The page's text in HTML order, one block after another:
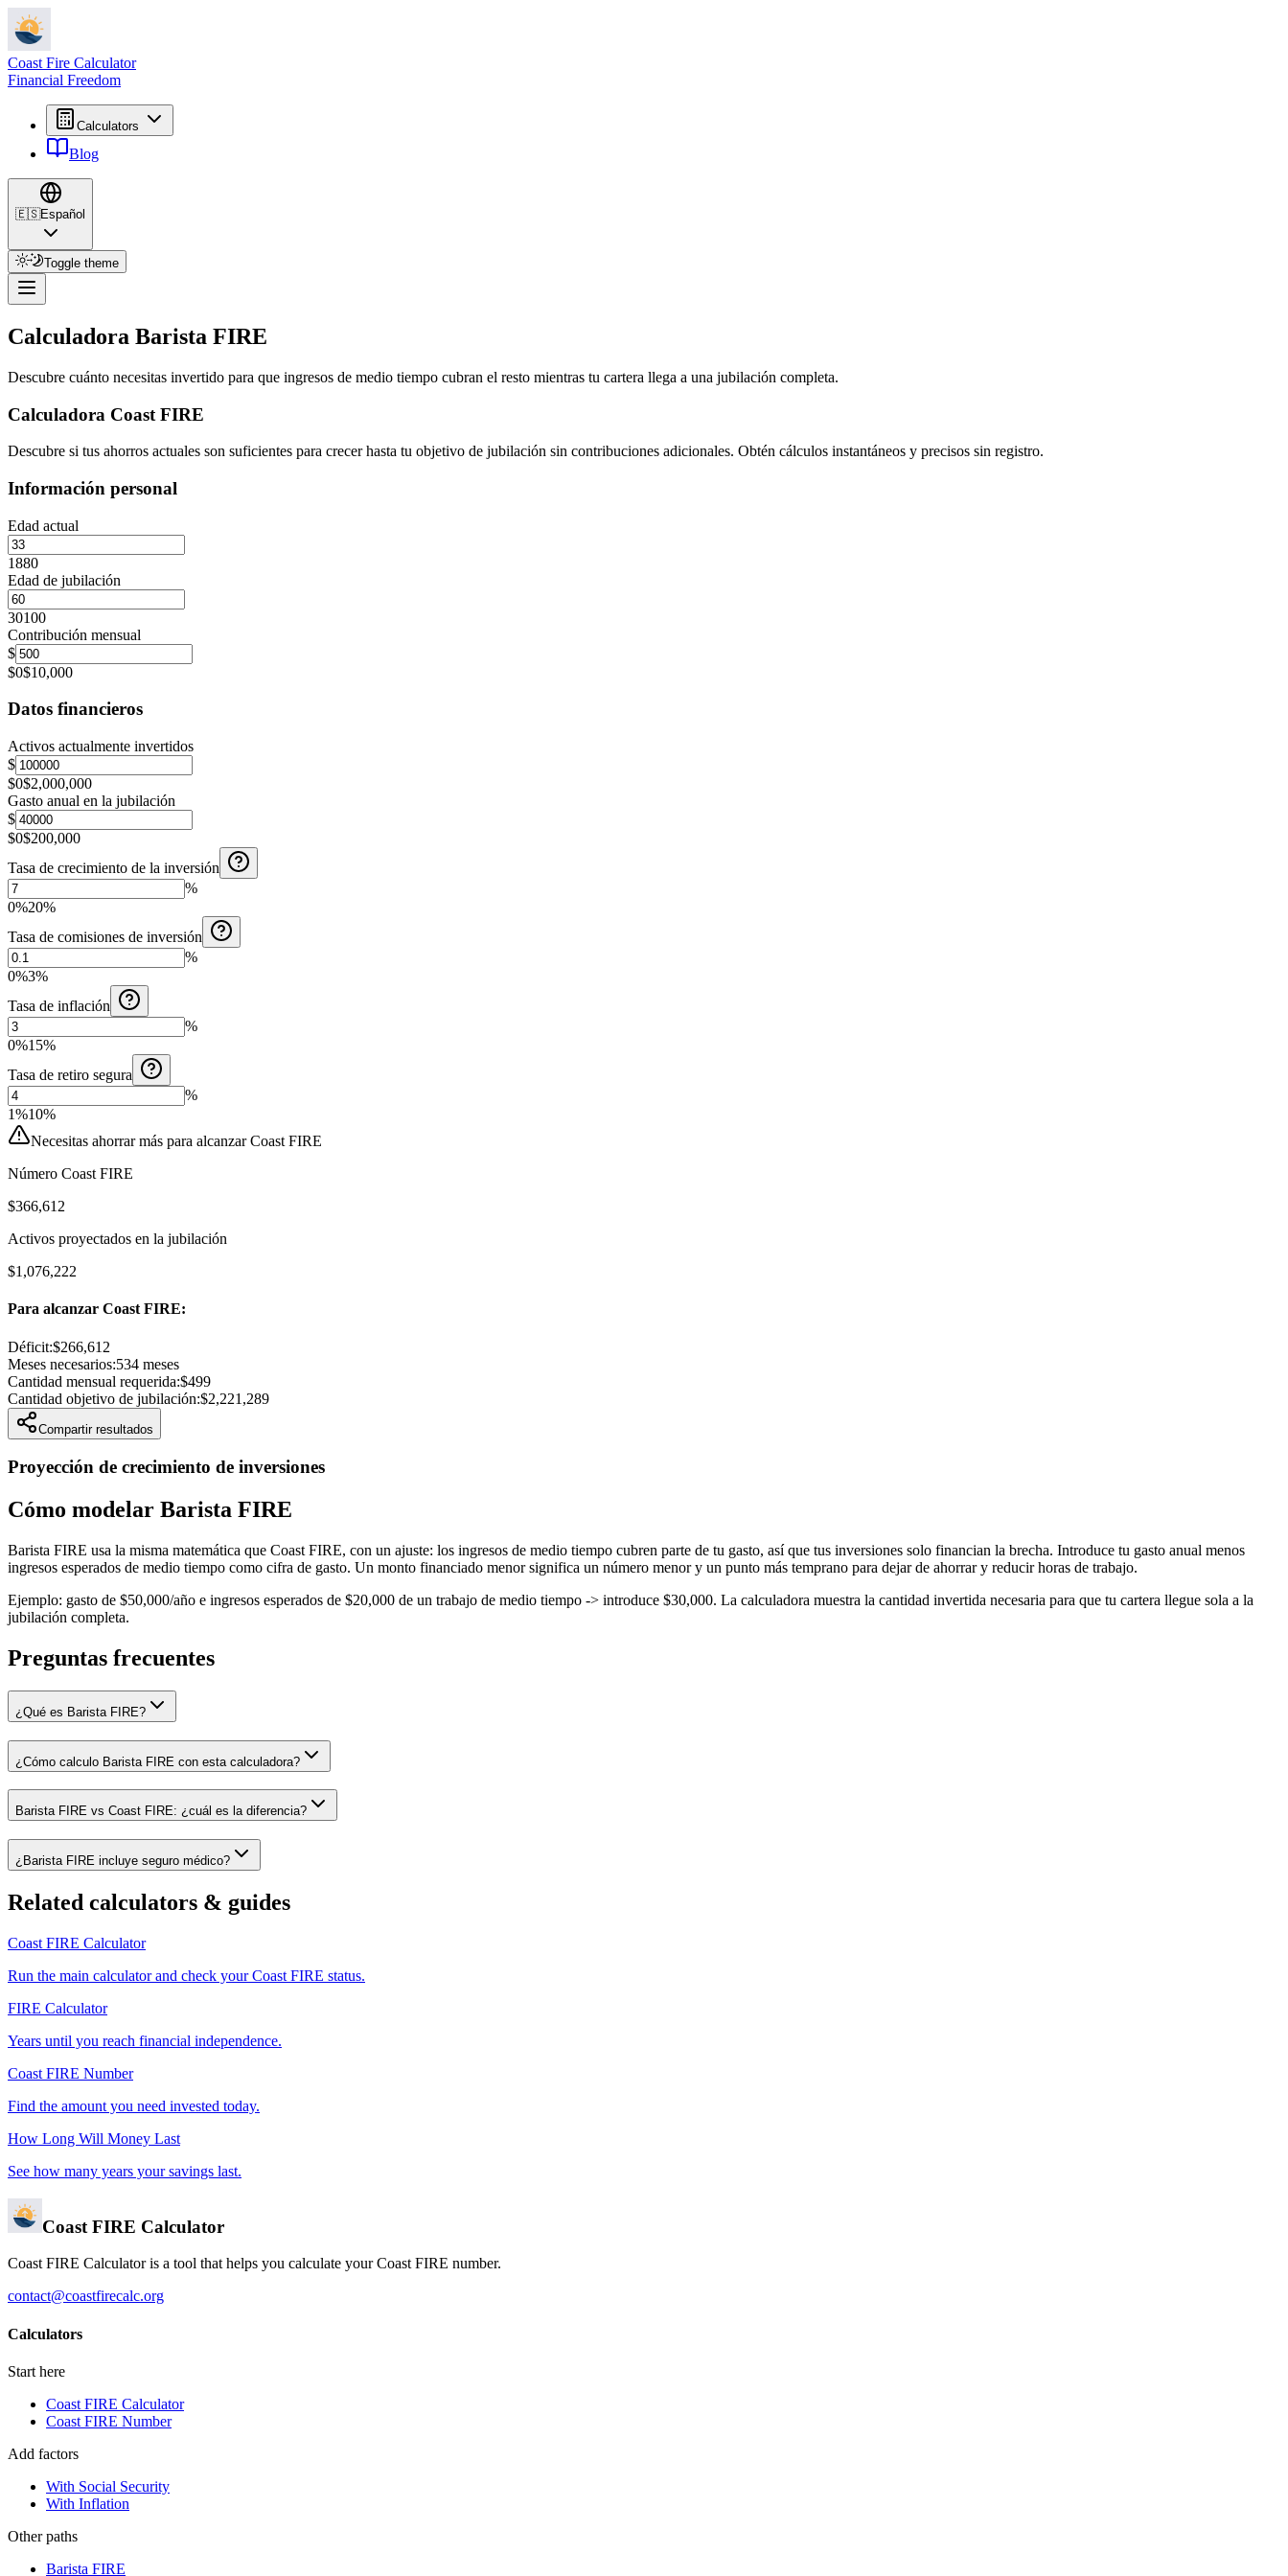
Coast Fire Calculator
Financial Freedom
Calculators
Blog
🇪🇸Español
Toggle theme
Calculadora Barista FIRE
Descubre cuánto necesitas invertido para que ingresos de medio tiempo cubran el resto mientras tu cartera llega a una jubilación completa.
Calculadora Coast FIRE
Descubre si tus ahorros actuales son suficientes para crecer hasta tu objetivo de jubilación sin contribuciones adicionales. Obtén cálculos instantáneos y precisos sin registro.
Información personal
Edad actual
1880
Edad de jubilación
30100
Contribución mensual
$
$0$10,000
Datos financieros
Activos actualmente invertidos
$
$0$2,000,000
Gasto anual en la jubilación
$
$0$200,000
Tasa de crecimiento de la inversión
%
0%20%
Tasa de comisiones de inversión
%
0%3%
Tasa de inflación
%
0%15%
Tasa de retiro segura
%
1%10%
Necesitas ahorrar más para alcanzar Coast FIRE
Número Coast FIRE
$366,612
Activos proyectados en la jubilación
$1,076,222
Para alcanzar Coast FIRE:
Déficit:$266,612
Meses necesarios:534 meses
Cantidad mensual requerida:$499
Cantidad objetivo de jubilación:$2,221,289
Compartir resultados
Proyección de crecimiento de inversiones
Cómo modelar Barista FIRE
Barista FIRE usa la misma matemática que Coast FIRE, con un ajuste: los ingresos de medio tiempo cubren parte de tu gasto, así que tus inversiones solo financian la brecha. Introduce tu gasto anual menos
ingresos esperados de medio tiempo como cifra de gasto. Un monto financiado menor significa un número menor y un punto más temprano para dejar de ahorrar y reducir horas de trabajo.
Ejemplo: gasto de $50,000/año e ingresos esperados de $20,000 de un trabajo de medio tiempo -> introduce $30,000. La calculadora muestra la cantidad invertida necesaria para que tu cartera llegue sola a la
jubilación completa.
Preguntas frecuentes
¿Qué es Barista FIRE?
¿Cómo calculo Barista FIRE con esta calculadora?
Barista FIRE vs Coast FIRE: ¿cuál es la diferencia?
¿Barista FIRE incluye seguro médico?
Related calculators & guides
Coast FIRE Calculator
Run the main calculator and check your Coast FIRE status.
FIRE Calculator
Years until you reach financial independence.
Coast FIRE Number
Find the amount you need invested today.
How Long Will Money Last
See how many years your savings last.
Coast FIRE Calculator
Coast FIRE Calculator is a tool that helps you calculate your Coast FIRE number.
contact@coastfirecalc.org
Calculators
Start here
Coast FIRE Calculator
Coast FIRE Number
Add factors
With Social Security
With Inflation
Other paths
Barista FIRE